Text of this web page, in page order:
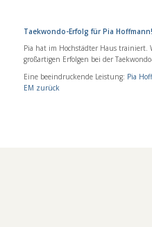
Taekwondo-Erfolg für Pia Hoffmann!
Pia hat im Hochstädter Haus
großartigen Erfolgen bei der
Eine beeindruckende Leistung: Pia
EM zurück